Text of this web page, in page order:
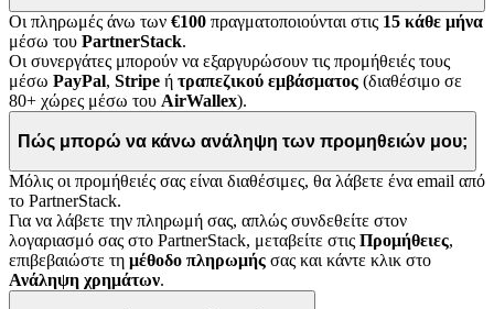
Οι πληρωμές άνω των €100 πραγματοποιούνται στις 15 κάθε μήνα
μέσω του PartnerStack.
Οι συνεργάτες μπορούν να εξαργυρώσουν τις προμήθειές τους
μέσω PayPal, Stripe ή τραπεζικού εμβάσματος (διαθέσιμο σε
80+ χώρες μέσω του AirWallex).
Πώς μπορώ να κάνω ανάληψη των προμηθειών μου;
Μόλις οι προμήθειές σας είναι διαθέσιμες, θα λάβετε ένα email από
το PartnerStack.
Για να λάβετε την πληρωμή σας, απλώς συνδεθείτε στον
λογαριασμό σας στο PartnerStack, μεταβείτε στις Προμήθειες,
επιβεβαιώστε τη μέθοδο πληρωμής σας και κάντε κλικ στο
Ανάληψη χρημάτων.